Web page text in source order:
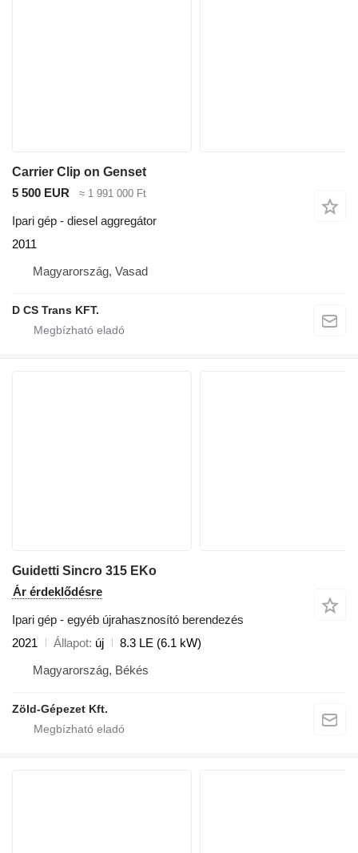
Carrier Clip on Genset
5 500 EUR
≈ 1 991 000 Ft
Ipari gép - diesel aggregátor
2011
Magyarország, Vasad
D CS Trans KFT.
Guidetti Sincro 315 EKo
Ár érdeklődésre
Ipari gép - egyéb újrahasznosító berendezés
2021
Állapot új
8.3 LE (6.1 kW)
Magyarország, Békés
Zöld-Gépezet Kft.